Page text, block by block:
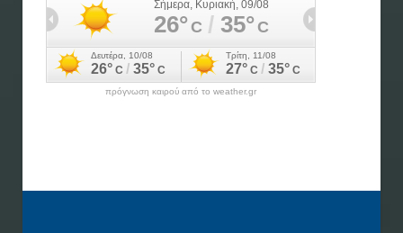
πρόγνωση καιρού από το weather.gr